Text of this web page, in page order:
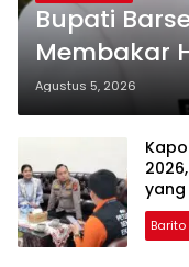
Bupati
Membakar
Wujudkan
Kabut Asap
Agustus 5, 2026
yang